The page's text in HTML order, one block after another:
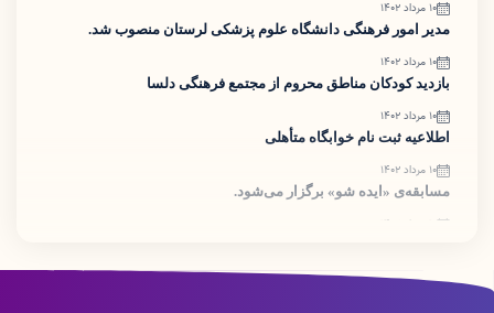
۱۰ مرداد ۱۴۰۲
مدیر امور فرهنگی دانشگاه علوم پزشکی لرستان منصوب شد.
۱۰ مرداد ۱۴۰۲
بازدید کودکان مناطق محروم از مجتمع فرهنگی دلسا
۱۰ مرداد ۱۴۰۲
اطلاعیه ثبت نام خوابگاه متأهلی
۱۰ مرداد ۱۴۰۲
مسابقه‌ی «ایده شو» برگزار می‌شود.
۱۰ مرداد ۱۴۰۲